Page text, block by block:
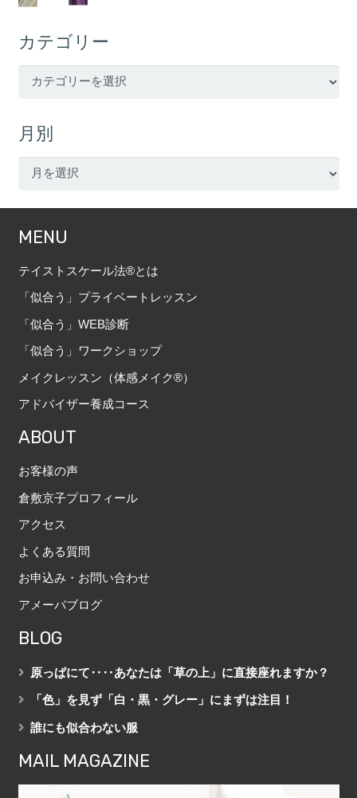
カテゴリー
リ
ー
月別
MENU
テイストスケール法®とは
「似合う」プライベートレッスン
「似合う」WEB診断
「似合う」ワークショップ
メイクレッスン（体感メイク®）
アドバイザー養成コース
ABOUT
お客様の声
倉敷京子プロフィール
アクセス
よくある質問
お申込み・お問い合わせ
アメーバブログ
BLOG
原っぱにて‥‥あなたは「草の上」に直接座れますか？
「色」を見ず「白・黒・グレー」にまずは注目！
誰にも似合わない服
MAIL MAGAZINE